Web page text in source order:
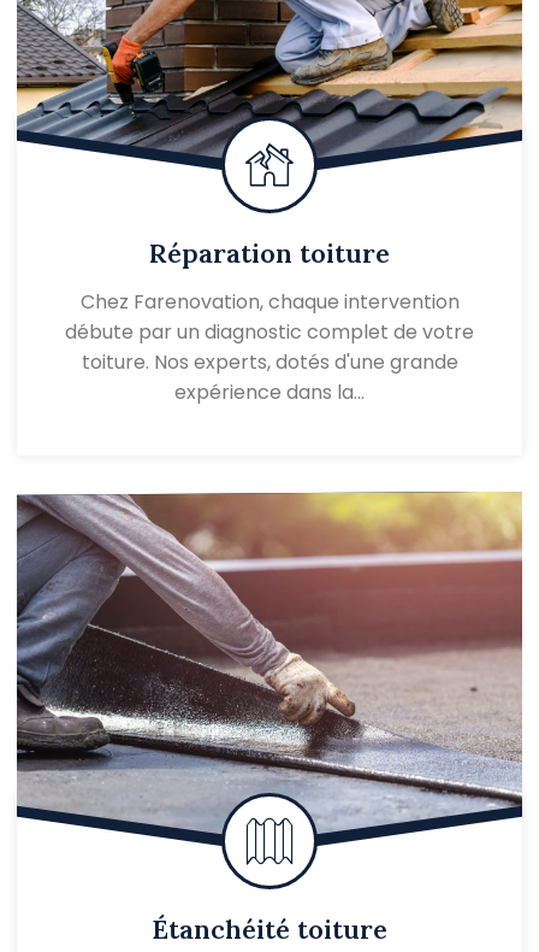
Réparation toiture
Chez Farenovation, chaque intervention
débute par un diagnostic complet de votre
toiture. Nos experts, dotés d'une grande
expérience dans la…
Étanchéité toiture